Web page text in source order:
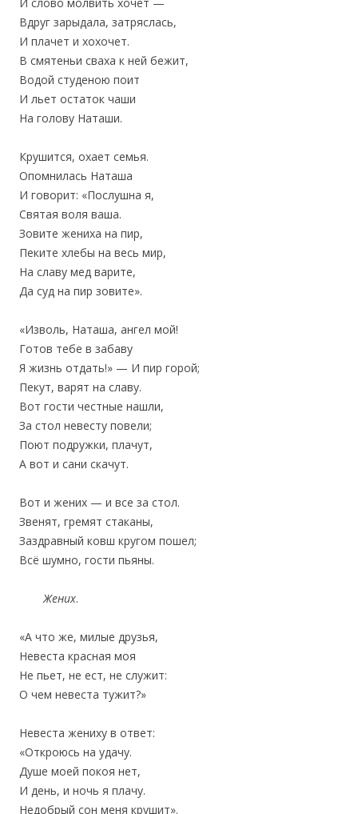
Вдруг зарыдала, затряслась,
‎И плачет и хохочет.
В смятеньи сваха к ней бежит,
Водой студеною поит
‎И льет остаток чаши
На голову Наташи.
Крушится, охает семья.
‎Опомнилась Наташа
И говорит: «Послушна я,
‎Святая воля ваша.
Зовите жениха на пир,
Пеките хлебы на весь мир,
‎На славу мед варите,
‎Да суд на пир зовите».
«Изволь, Наташа, ангел мой!
‎Готов тебе в забаву
Я жизнь отдать!» — И пир горой;
‎Пекут, варят на славу.
Вот гости честные нашли,
За стол невесту повели;
‎Поют подружки, плачут,
‎А вот и сани скачут.
Вот и жених — и все за стол.
‎Звенят, гремят стаканы,
Заздравный ковш кругом пошел;
Всё шумно, гости пьяны.
Жених.
«А что же, милые друзья,
Невеста красная моя
‎Не пьет, не ест, не служит:
‎О чем невеста тужит?»
Невеста жениху в ответ:
‎«Откроюсь на удачу.
Душе моей покоя нет,
‎И день, и ночь я плачу.
Недобрый сон меня крушит».